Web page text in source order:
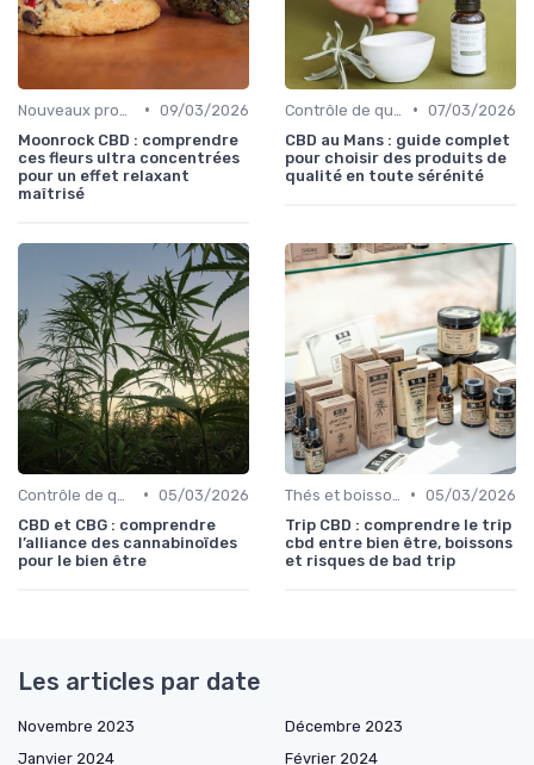
• 09/03/2026
Moonrock CBD : comprendre
ces fleurs ultra concentrées
pour un effet relaxant
maîtrisé
• 07/03/2026
CBD au Mans : guide complet
pour choisir des produits de
qualité en toute sérénité
• 05/03/2026
CBD et CBG : comprendre
l’alliance des cannabinoïdes
pour le bien être
• 05/03/2026
Trip CBD : comprendre le trip
cbd entre bien être, boissons
et risques de bad trip
Les articles par date
Novembre 2023
Décembre 2023
Janvier 2024
Février 2024